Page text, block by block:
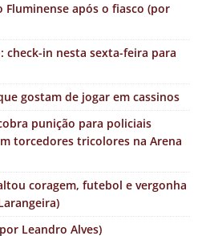
Fluminense após o fiasco (por
check-in nesta sexta-feira para
gostam de jogar em cassinos
punição para policiais
torcedores tricolores na Arena
coragem, futebol e vergonha
Leandro Alves)